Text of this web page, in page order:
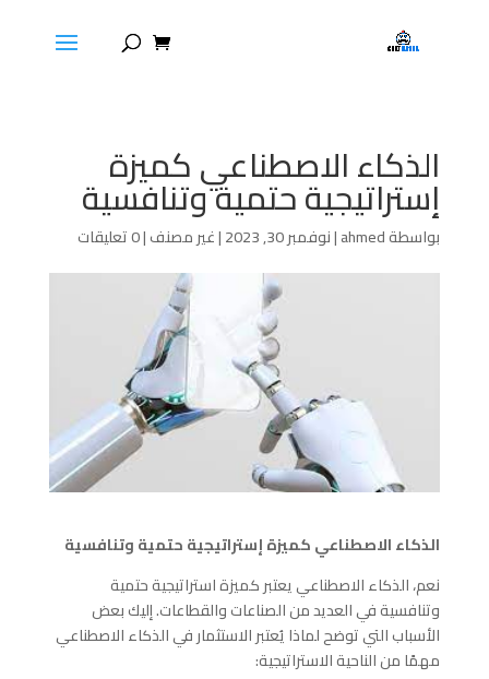
الذكاء الاصطناعي كميزة
إستراتيجية حتمية وتنافسية
بواسطةahmed
|نوفمبر 30, 2023 |غير مصنف|0 تعليقات
الذكاء الاصطناعي كميزة إستراتيجية حتمية وتنافسية
نعم، الذكاء الاصطناعي يعتبر كميزة استراتيجية حتمية
وتنافسية في العديد من الصناعات والقطاعات. إليك بعض
الأسباب التي توضح لماذا يُعتبر الاستثمار في الذكاء الاصطناعي
مهمًا من الناحية الاستراتيجية: